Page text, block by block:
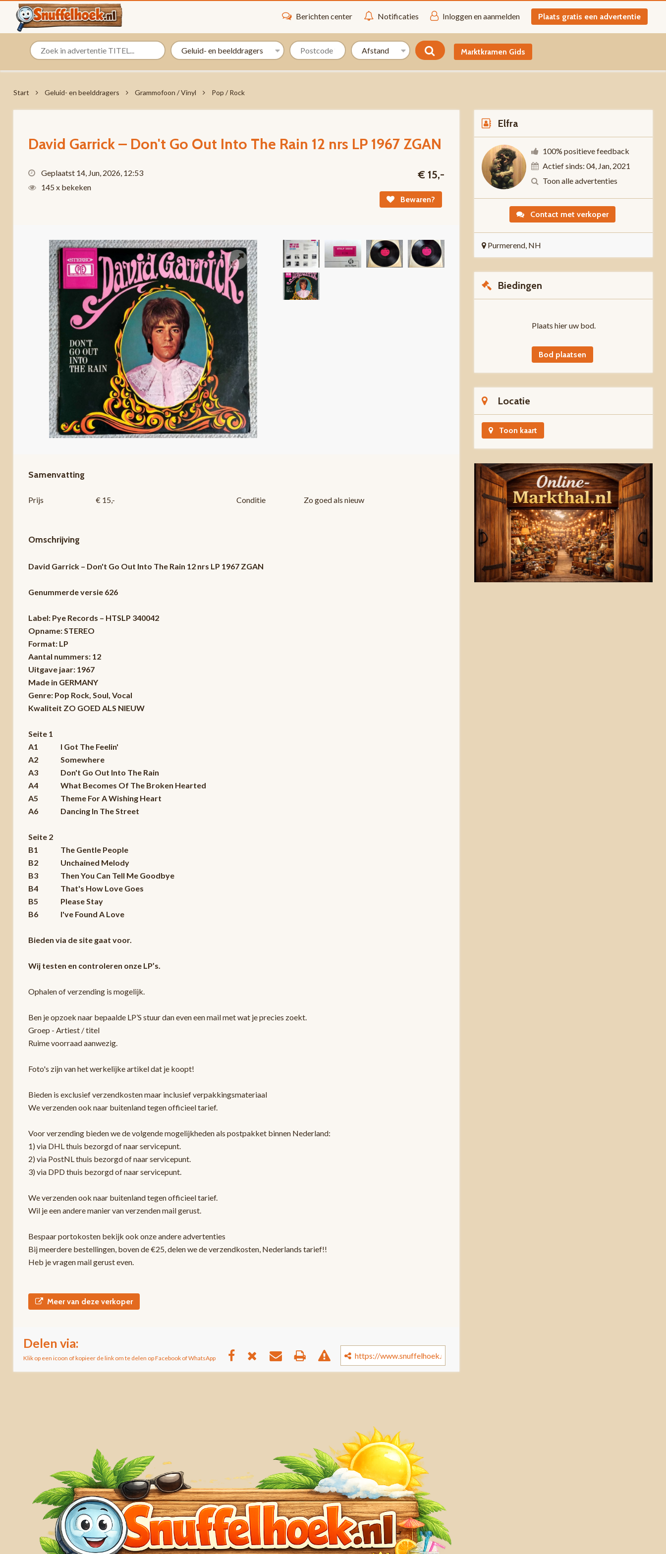
Berichten center Notificaties Inloggen en aanmelden Plaats gratis een advertentie
Marktkramen Gids
Start Geluid- en beelddragers Grammofoon / Vinyl Pop / Rock
David Garrick – Don't Go Out Into The Rain 12 nrs LP 1967 ZGAN
Geplaatst 14, Jun, 2026, 12:53
145 x bekeken
€ 15,-
Bewaren?
Samenvatting
Prijs € 15,- Conditie Zo goed als nieuw
Omschrijving
David Garrick – Don't Go Out Into The Rain 12 nrs LP 1967 ZGAN
Genummerde versie 626
Label: Pye Records – HTSLP 340042
Opname: STEREO
Format: LP
Aantal nummers: 12
Uitgave jaar: 1967
Made in GERMANY
Genre: Pop Rock, Soul, Vocal
Kwaliteit ZO GOED ALS NIEUW
Seite 1
A1 I Got The Feelin'
A2 Somewhere
A3 Don't Go Out Into The Rain
A4 What Becomes Of The Broken Hearted
A5 Theme For A Wishing Heart
A6 Dancing In The Street
Seite 2
B1 The Gentle People
B2 Unchained Melody
B3 Then You Can Tell Me Goodbye
B4 That's How Love Goes
B5 Please Stay
B6 I've Found A Love
Bieden via de site gaat voor.
Wij testen en controleren onze LP’s.
Ophalen of verzending is mogelijk.
Ben je opzoek naar bepaalde LP’S stuur dan even een mail met wat je precies zoekt.
Groep - Artiest / titel
Ruime voorraad aanwezig.
Foto's zijn van het werkelijke artikel dat je koopt!
Bieden is exclusief verzendkosten maar inclusief verpakkingsmateriaal
We verzenden ook naar buitenland tegen officieel tarief.
Voor verzending bieden we de volgende mogelijkheden als postpakket binnen Nederland:
1) via DHL thuis bezorgd of naar servicepunt.
2) via PostNL thuis bezorgd of naar servicepunt.
3) via DPD thuis bezorgd of naar servicepunt.
We verzenden ook naar buitenland tegen officieel tarief.
Wil je een andere manier van verzenden mail gerust.
Bespaar portokosten bekijk ook onze andere advertenties
Bij meerdere bestellingen, boven de €25, delen we de verzendkosten, Nederlands tarief!!
Heb je vragen mail gerust even.
Meer van deze verkoper
Delen via:
Klik op een icoon of kopieer de link om te delen op Facebook of WhatsApp
Elfra
100% positieve feedback
Actief sinds: 04, Jan, 2021
Toon alle advertenties
Contact met verkoper
Purmerend, NH
Biedingen
Plaats hier uw bod.
Bod plaatsen
Locatie
Toon kaart